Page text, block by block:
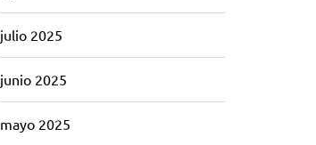
julio 2025
junio 2025
mayo 2025